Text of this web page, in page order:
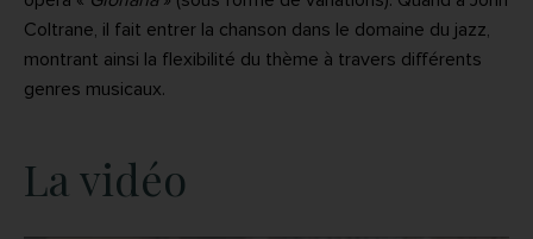
Coltrane, il fait entrer la chanson dans le domaine du jazz,
montrant ainsi la flexibilité du thème à travers différents
genres musicaux.
La vidéo